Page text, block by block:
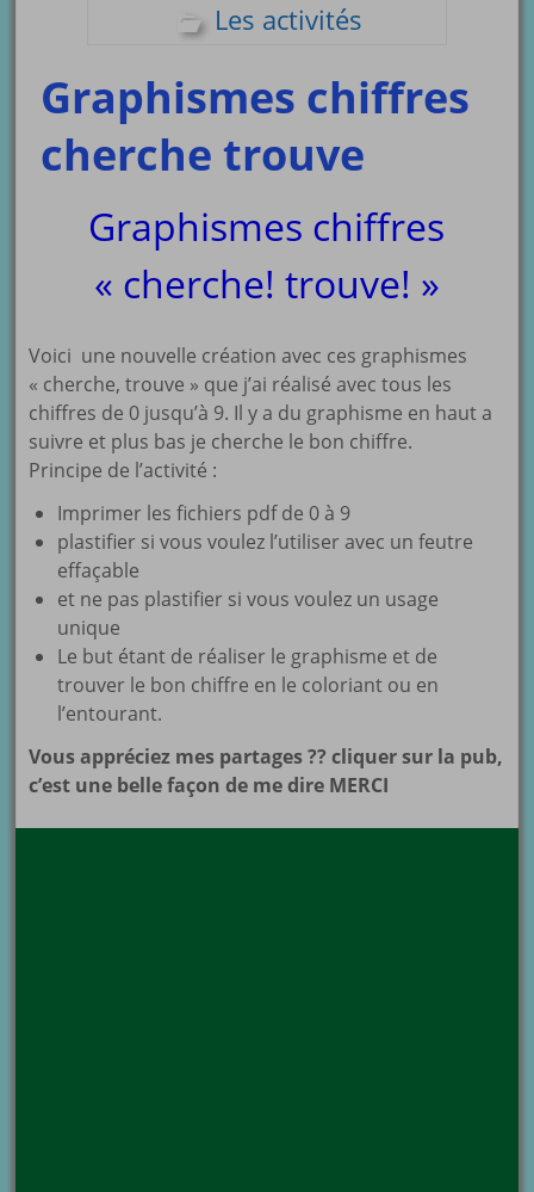
Les activités
Graphismes chiffres
cherche trouve
Graphismes chiffres
« cherche! trouve! »
Voici une nouvelle création avec ces graphismes
« cherche, trouve » que j’ai réalisé avec tous les
chiffres de 0 jusqu’à 9. Il y a du graphisme en haut a
suivre et plus bas je cherche le bon chiffre.
Principe de l’activité :
Imprimer les fichiers pdf de 0 à 9
plastifier si vous voulez l’utiliser avec un feutre
effaçable
et ne pas plastifier si vous voulez un usage
unique
Le but étant de réaliser le graphisme et de
trouver le bon chiffre en le coloriant ou en
l’entourant.
Vous appréciez mes partages ?? cliquer sur la pub,
c’est une belle façon de me dire MERCI